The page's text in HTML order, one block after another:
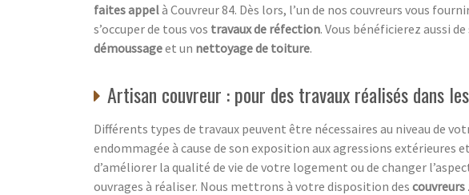
faites appelà Couvreur 84. Dès lors, l’un de nos couvreurs vous
s’occuper de tous vos travaux de réfection. Vous bénéficierez aussi
démoussageet un nettoyage de toiture.
Artisan couvreur : pour des travaux réalisés dans
Différents types de travaux peuvent être nécessaires au niveau de
endommagée à cause de son exposition aux agressions extérieures
d’améliorer la qualité de vie de votre logement ou de changer
ouvrages à réaliser. Nous mettrons à votre disposition des couvreurs